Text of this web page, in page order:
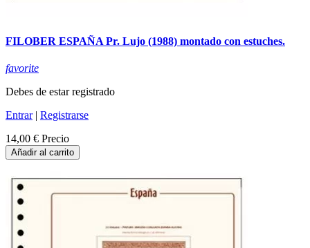
FILOBER ESPAÑA Pr. Lujo (1988) montado con estuches.
favorite
Debes de estar registrado
Entrar| Registrarse
14,00 € Precio
Añadir al carrito